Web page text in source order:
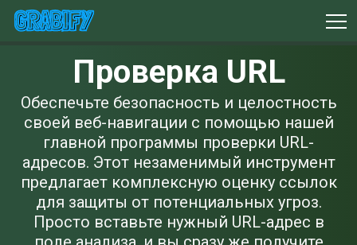
Проверка URL
Обеспечьте безопасность и целостность
своей веб-навигации с помощью нашей
главной программы проверки URL-
адресов. Этот незаменимый инструмент
предлагает комплексную оценку ссылок
для защиты от потенциальных угроз.
Просто вставьте нужный URL-адрес в